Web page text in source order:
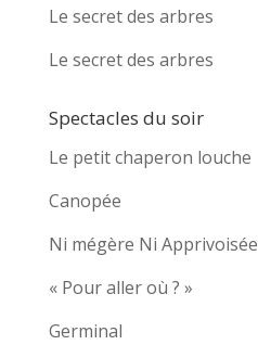
Le secret des arbres
Le secret des arbres
Spectacles du soir
Le petit chaperon louche
Canopée
Ni mégère Ni Apprivoisée
« Pour aller où ? »
Germinal